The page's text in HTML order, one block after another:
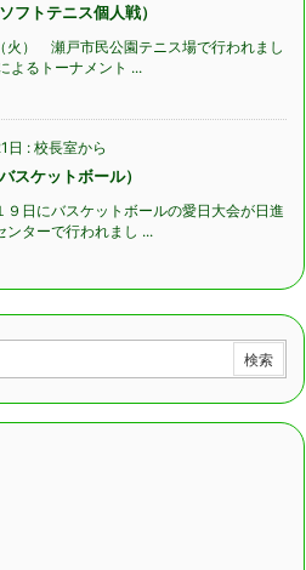
フトテニス個人戦）
火） 瀬戸市民公園テニス場で行われまし
よるトーナメント ...
日 : 校長室から
スケットボール）
９日にバスケットボールの愛日大会が日進
ンターで行われまし ...